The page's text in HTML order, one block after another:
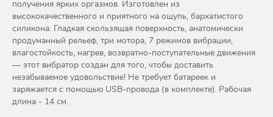
получения ярких оргазмов. Изготовлен из
высококачественного и приятного на ощупь, бархатистого
силикона. Гладкая скользящая поверхность, анатомически
продуманный рельеф, три мотора, 7 режимов вибрации,
влагостойкость, нагрев, возвратно-поступательные движения
— этот вибратор создан для того, чтобы доставить
незабываемое удовольствие! Не требует батареек и
заряжается с помощью USB-провода (в комплекте). Рабочая
длина - 14 см.